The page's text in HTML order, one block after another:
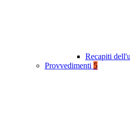
Recapiti
Provvedimenti 5